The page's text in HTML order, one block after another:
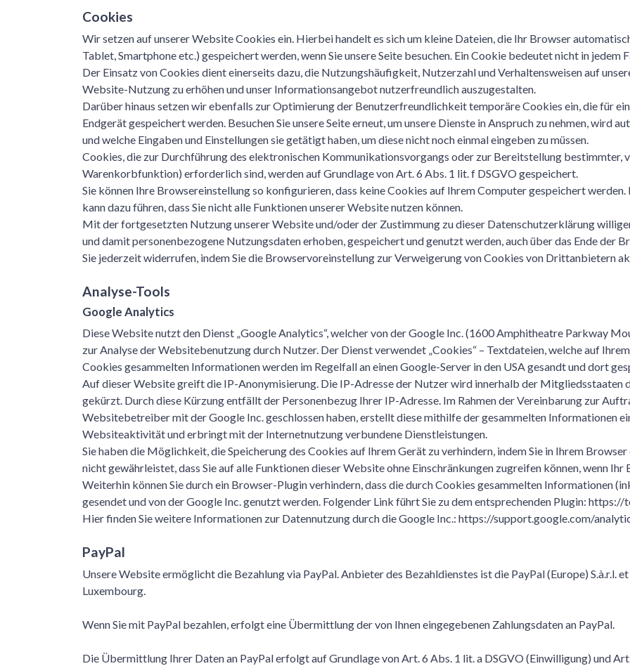
Cookies
Wir setzen auf unserer Website Cookies ein. Hierbei handelt es sich um kleine Dateien, die Ihr Browser
Tablet, Smartphone etc.) gespeichert werden, wenn Sie unsere Seite besuchen. Ein Cookie bedeutet nicht in jedem
Der Einsatz von Cookies dient einerseits dazu, die Nutzungshäufigkeit, Nutzerzahl und Verhaltensweisen auf
Website-Nutzung zu erhöhen und unser Informationsangebot nutzerfreundlich auszugestalten.
Darüber hinaus setzen wir ebenfalls zur Optimierung der Benutzerfreundlichkeit temporäre Cookies ein, die für
Endgerät gespeichert werden. Besuchen Sie unsere Seite erneut, um unsere Dienste in Anspruch zu nehmen, wird
und welche Eingaben und Einstellungen sie getätigt haben, um diese nicht noch einmal eingeben zu müssen.
Cookies, die zur Durchführung des elektronischen Kommunikationsvorgangs oder zur Bereitstellung bestimmter,
Warenkorbfunktion) erforderlich sind, werden auf Grundlage von Art. 6 Abs. 1 lit. f DSGVO gespeichert.
Sie können Ihre Browsereinstellung so konfigurieren, dass keine Cookies auf Ihrem Computer gespeichert
kann dazu führen, dass Sie nicht alle Funktionen unserer Website nutzen können.
Mit der fortgesetzten Nutzung unserer Website und/oder der Zustimmung zu dieser Datenschutzerklärung
und damit personenbezogene Nutzungsdaten erhoben, gespeichert und genutzt werden, auch über das Ende der
Sie jederzeit widerrufen, indem Sie die Browservoreinstellung zur Verweigerung von Cookies von Drittanbietern
Analyse-Tools
Google Analytics
Diese Website nutzt den Dienst „Google Analytics“, welcher von der Google Inc. (1600 Amphitheatre Parkway
zur Analyse der Websitebenutzung durch Nutzer. Der Dienst verwendet „Cookies“ – Textdateien, welche auf
Cookies gesammelten Informationen werden im Regelfall an einen Google-Server in den USA gesandt und dort
Auf dieser Website greift die IP-Anonymisierung. Die IP-Adresse der Nutzer wird innerhalb der Mitgliedsstaaten
gekürzt. Durch diese Kürzung entfällt der Personenbezug Ihrer IP-Adresse. Im Rahmen der Vereinbarung zur
Websitebetreiber mit der Google Inc. geschlossen haben, erstellt diese mithilfe der gesammelten Informationen
Websiteaktivität und erbringt mit der Internetnutzung verbundene Dienstleistungen.
Sie haben die Möglichkeit, die Speicherung des Cookies auf Ihrem Gerät zu verhindern, indem Sie in Ihrem
nicht gewährleistet, dass Sie auf alle Funktionen dieser Website ohne Einschränkungen zugreifen können, wenn
Weiterhin können Sie durch ein Browser-Plugin verhindern, dass die durch Cookies gesammelten Informationen
gesendet und von der Google Inc. genutzt werden. Folgender Link führt Sie zu dem entsprechenden Plugin:
Hier finden Sie weitere Informationen zur Datennutzung durch die Google Inc.: https://support.google.com/
PayPal
Unsere Website ermöglicht die Bezahlung via PayPal. Anbieter des Bezahldienstes ist die PayPal (Europe) S.à.r.l.
Luxembourg.
Wenn Sie mit PayPal bezahlen, erfolgt eine Übermittlung der von Ihnen eingegebenen Zahlungsdaten an PayPal.
Die Übermittlung Ihrer Daten an PayPal erfolgt auf Grundlage von Art. 6 Abs. 1 lit. a DSGVO (Einwilligung) und